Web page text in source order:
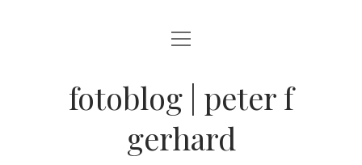
BLOG
JAZZ LIVE !
ZEN MOMENTE
Menü
öffnen
fotoblog | peter f
gerhard